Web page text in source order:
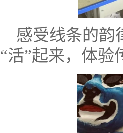
感受线条的韵
“活”起来，体验